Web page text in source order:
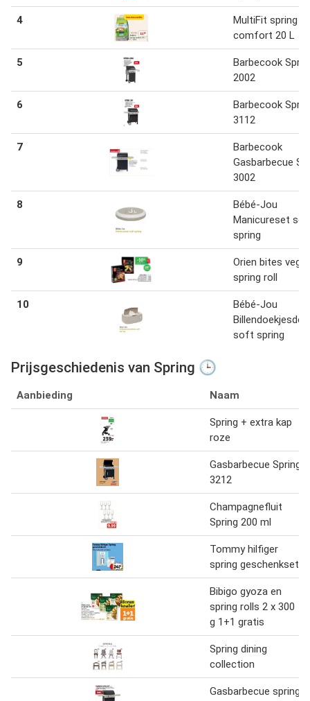
4
MultiFit spring
comfort 20 L
5
Barbecook
2002
6
Barbecook
3112
7
Barbecook
Gasbarbecue
3002
8
Bébé-Jou
Manicureset
spring
9
Orien bites veg
spring roll
10
Bébé-Jou
soft spring
Prijsgeschiedenis van Spring 🕒
Aanbieding Naam
Spring + extra kap
roze
Gasbarbecue Spring
3212
Champagnefluit
Spring 200 ml
Tommy hilfiger
spring geschenkset
Bibigo gyoza en
spring rolls 2 x 300
g 1+1 gratis
Spring dining
collection
Gasbarbecue spring